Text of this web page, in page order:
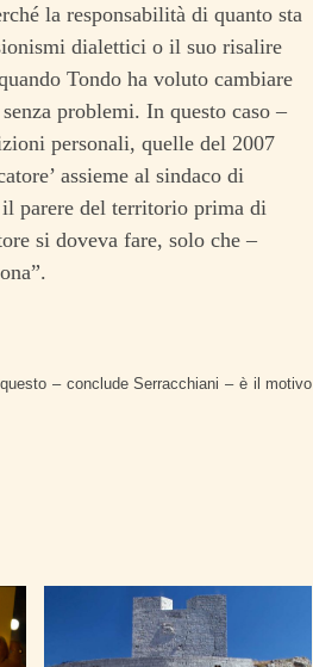
la responsabilità di quanto sta
dialettici o il suo risalire
Tondo ha voluto cambiare
problemi. In questo caso –
personali, quelle del 2007
assieme al sindaco di
parere del territorio prima di
si doveva fare, solo che –
– conclude Serracchiani – è il motivo